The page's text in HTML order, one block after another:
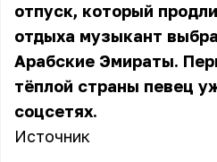
отпуск, который
отдыха музыкант
Арабские Эмираты.
тёплой страны певец
соцсетях.
Источник